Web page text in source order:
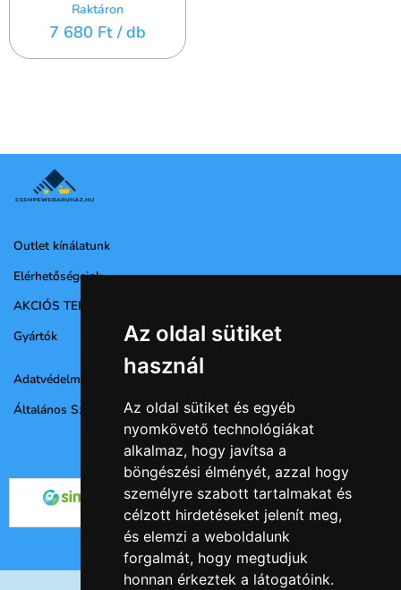
Az oldal sütiket
használ
Az oldal sütiket és egyéb
nyomkövető technológiákat
alkalmaz, hogy javítsa a
böngészési élményét, azzal hogy
személyre szabott tartalmakat és
célzott hirdetéseket jelenít meg,
és elemzi a weboldalunk
forgalmát, hogy megtudjuk
honnan érkeztek a látogatóink.
Raktáron
7 680 Ft / db
Outlet kínálatunk
Elérhetőségeink
AKCIÓS TERMÉKEK
Gyártók
Adatvédelmi nyilatkozat
Általános Szerződési Feltételek